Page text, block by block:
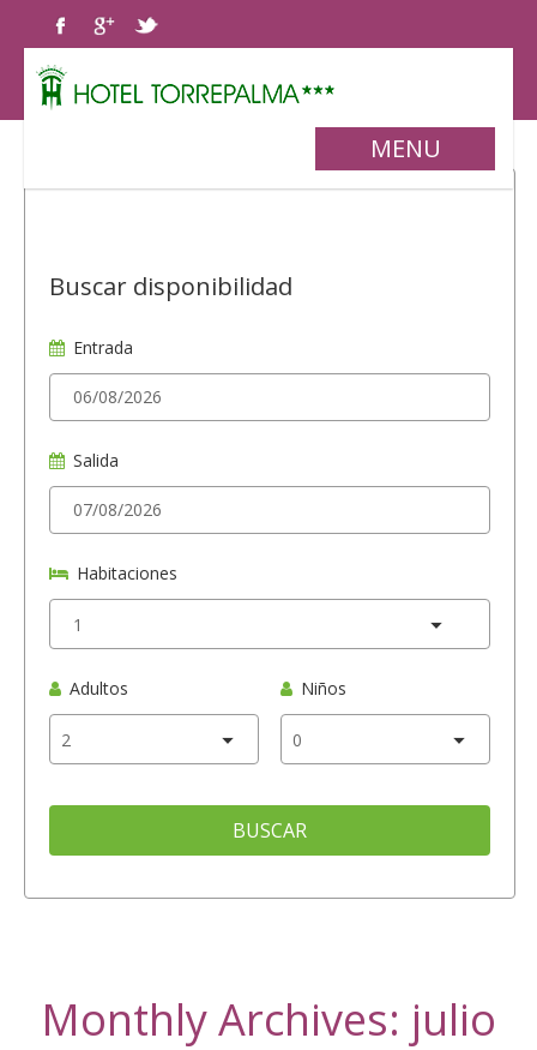
MENU
Buscar disponibilidad
Entrada
Salida
Habitaciones
Adultos Niños
BUSCAR
Monthly Archives: julio